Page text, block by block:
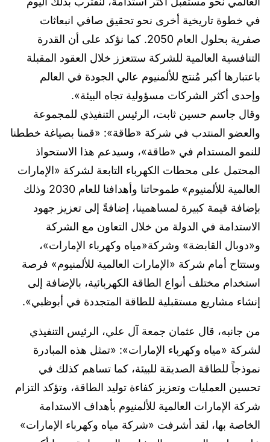
في خطوة تاريخية أخرى نحو تحقيق صافي انبعاثات
صفرية بحلول العام 2050. كما نؤكد على أن القدرة
التنافسية العالمية للشركة ستتعزز خلال العقود المقبلة
باعتبارها أكبر مُنتج للألمنيوم عالي الجودة في العالم
وإحدى أكثر الشركات مسؤولية تجاه البيئة».
وقال جاسم حسين ثابت، الرئيس التنفيذي للمجموعة
والعضو المنتدب في شركة «طاقة»: «قمنا بصياغة خططنا
للنمو المستدام في «طاقة»، وسيدعم هذا الاستحواذ
المحتمل على محطات الكهرباء التابعة لشركة «الإمارات
العالمية للألمنيوم» طموحاتنا وأهدافنا للعام 2030 وذلك
بإضافة قيمة كبيرة لمساهمينا، إضافةً إلى تعزيز جهود
الاستدامة في الدولة من خلال التعاون مع الشركة
و«دوبال القابضة» وشركة«مياه وكهرباء الإمارات»،
وستتاح أمام شركة «الإمارات العالمية للألمنيوم» فرصة
استخدام مختلف أنواع الطاقة الكهربائية، بالإضافة إلى
إنشاء مشاريع مستقبلية للطاقة المتجددة في أبوظبي».
من جانبه، قال عثمان جمعة آل علي، الرئيس التنفيذي
لشركة «مياه وكهرباء الإمارات»: «تمثل هذه المبادرة
نموذجاً للطاقة الصديقة للبيئة، كما تساهم كذلك في
تحسين العمليات وتعزيز كفاءة توليد الطاقة، وتؤكد التزام
شركة الإمارات العالمية للألمنيوم بأهداف الاستدامة
الخاصة بها، لقد أشرفت «شركة مياه وكهرباء الإمارات»